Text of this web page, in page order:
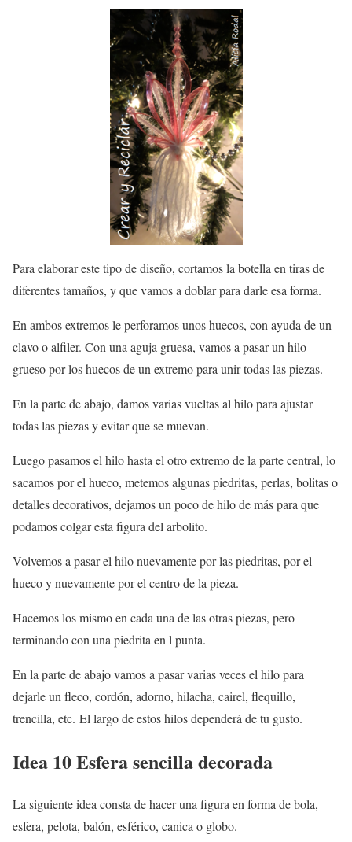
Para elaborar este tipo de diseño, cortamos la botella en tiras de
diferentes tamaños, y que vamos a doblar para darle esa forma.
En ambos extremos le perforamos unos huecos, con ayuda de un
clavo o alfiler. Con una aguja gruesa, vamos a pasar un hilo
grueso por los huecos de un extremo para unir todas las piezas.
En la parte de abajo, damos varias vueltas al hilo para ajustar
todas las piezas y evitar que se muevan.
Luego pasamos el hilo hasta el otro extremo de la parte central, lo
sacamos por el hueco, metemos algunas piedritas, perlas, bolitas o
detalles decorativos, dejamos un poco de hilo de más para que
podamos colgar esta figura del arbolito.
Volvemos a pasar el hilo nuevamente por las piedritas, por el
hueco y nuevamente por el centro de la pieza.
Hacemos los mismo en cada una de las otras piezas, pero
terminando con una piedrita en l punta.
En la parte de abajo vamos a pasar varias veces el hilo para
dejarle un fleco, cordón, adorno, hilacha, cairel, flequillo,
trencilla, etc. El largo de estos hilos dependerá de tu gusto.
Idea 10 Esfera sencilla decorada
La siguiente idea consta de hacer una figura en forma de bola,
esfera, pelota, balón, esférico, canica o globo.